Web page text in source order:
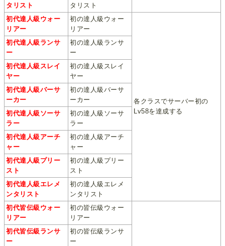
タリスト
タリスト
初代達人級ウォー
リアー
初の達人級ウォー
リアー
各クラスでサーバー初の
Lv58を達成する
初代達人級ランサ
ー
初の達人級ランサ
ー
初代達人級スレイ
ヤー
初の達人級スレイ
ヤー
初代達人級バーサ
ーカー
初の達人級バーサ
ーカー
初代達人級ソーサ
ラー
初の達人級ソーサ
ラー
初代達人級アーチ
ャー
初の達人級アーチ
ャー
初代達人級プリー
スト
初の達人級プリー
スト
初代達人級エレメ
ンタリスト
初の達人級エレメ
ンタリスト
初代皆伝級ウォー
リアー
初の皆伝級ウォー
リアー
初代皆伝級ランサ
ー
初の皆伝級ランサ
ー